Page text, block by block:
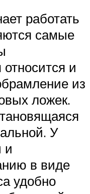
работать
самые
и
из
ложек.
У
и
в виде
удобно